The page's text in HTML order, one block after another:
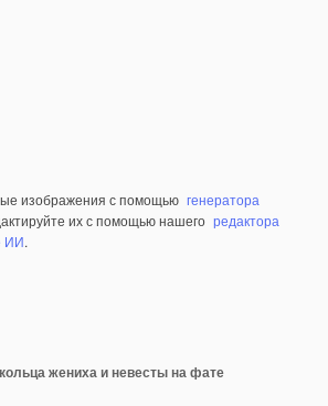
изображения с помощью генератора
их с помощью нашего редактора
ИИ.
жениха и невесты на фате